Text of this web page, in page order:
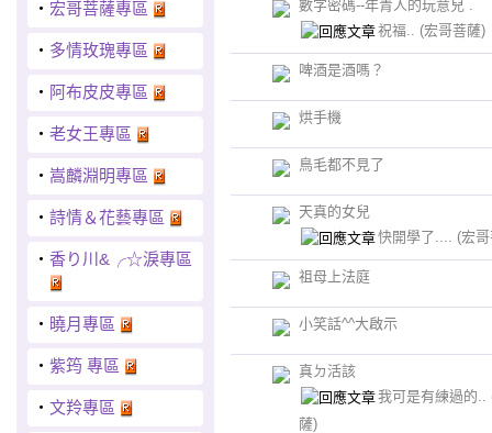
‧ 宏哥菩薩專區
‧ 多情玫瑰專區
‧ 阿布皮皮專區
‧ 老女王專區
‧ 嵩麟淵明專區
‧ 詩情＆花藝專區
‧ 香り川&╭☆淚專區
‧ 曉月專區
‧ 紫筠 專區
‧ 文羚專區
數字密碼--年青人的玩意兒 .
祝福.. (宏哥菩薩)
啤酒是酒嗎？
烘手機
鳥毛都不見了
天真的女兒
快開學了.... (宏
祖母上法庭
小笑話^^大啟示
真ㄉ活該
我可是有練過的..
薩)